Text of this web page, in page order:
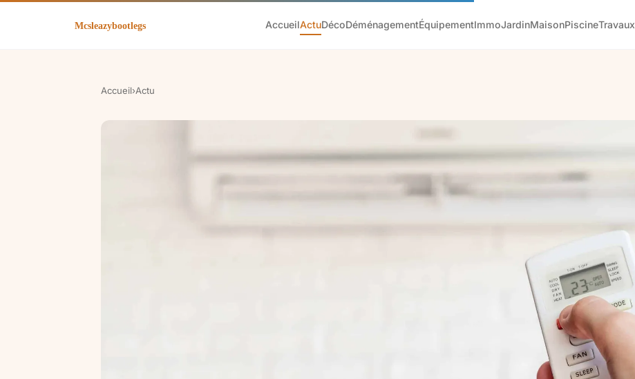
AccueilActuDécoDéménagementÉquipementImmoJardinMaisonPiscineTravaux
Accueil›Actu